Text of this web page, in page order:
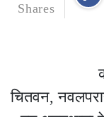
Shares
चितवन,